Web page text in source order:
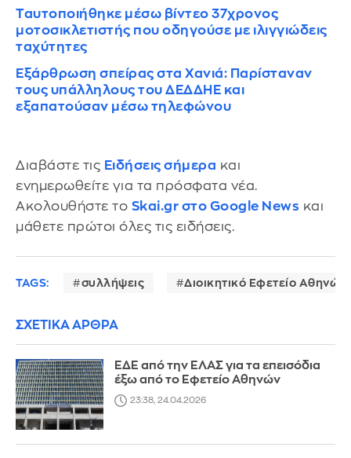
Ταυτοποιήθηκε μέσω βίντεο 37χρονος
μοτοσικλετιστής που οδηγούσε με ιλιγγιώδεις
ταχύτητες
Εξάρθρωση σπείρας στα Χανιά: Παρίσταναν
τους υπάλληλους του ΔΕΔΔΗΕ και
εξαπατούσαν μέσω τηλεφώνου
Διαβάστε τις Ειδήσεις σήμερα και
ενημερωθείτε για τα πρόσφατα νέα.
Ακολουθήστε το Skai.gr στο Google News και
μάθετε πρώτοι όλες τις ειδήσεις.
TAGS: συλλήψεις Διοικητικό Εφετείο Αθηνών
ΣΧΕΤΙΚΑ ΑΡΘΡΑ
EΔΕ από την ΕΛΑΣ για τα επεισόδια
έξω από το Εφετείο Αθηνών
23:38, 24.04.2026